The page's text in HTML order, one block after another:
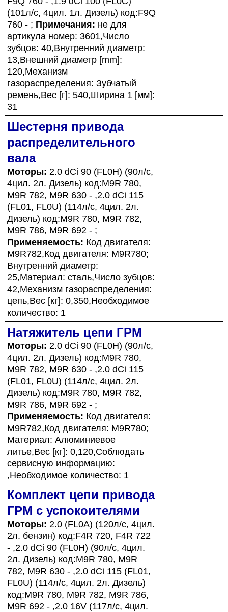
(101л/с, 4цил. 1л. Дизель) код:F9Q
760 - ; Примечания: не для
артикула номер: 3601,Число
зубцов: 40,Внутренний диаметр:
13,Внешний диаметр [mm]:
120,Механизм
газораспределения: Зубчатый
ремень,Вес [г]: 540,Ширина 1 [мм]:
31
Шестерня привода
распределительного
вала
Моторы: 2.0 dCi 90 (FL0H) (90л/с,
4цил. 2л. Дизель) код:M9R 780,
M9R 782, M9R 630 - ,2.0 dCi 115
(FL01, FL0U) (114л/с, 4цил. 2л.
Дизель) код:M9R 780, M9R 782,
M9R 786, M9R 692 - ;
Применяемость: Код двигателя:
M9R782,Код двигателя: M9R780;
Внутренний диаметр:
25,Материал: сталь,Число зубцов:
42,Механизм газораспределения:
цепь,Вес [кг]: 0,350,Необходимое
количество: 1
Натяжитель цепи ГРМ
Моторы: 2.0 dCi 90 (FL0H) (90л/с,
4цил. 2л. Дизель) код:M9R 780,
M9R 782, M9R 630 - ,2.0 dCi 115
(FL01, FL0U) (114л/с, 4цил. 2л.
Дизель) код:M9R 780, M9R 782,
M9R 786, M9R 692 - ;
Применяемость: Код двигателя:
M9R782,Код двигателя: M9R780;
Материал: Алюминиевое
литье,Вес [кг]: 0,120,Соблюдать
сервисную информацию:
,Необходимое количество: 1
Комплект цепи привода
ГРМ с успокоителями
Моторы: 2.0 (FL0A) (120л/с, 4цил.
2л. бензин) код:F4R 720, F4R 722
- ,2.0 dCi 90 (FL0H) (90л/с, 4цил.
2л. Дизель) код:M9R 780, M9R
782, M9R 630 - ,2.0 dCi 115 (FL01,
FL0U) (114л/с, 4цил. 2л. Дизель)
код:M9R 780, M9R 782, M9R 786,
M9R 692 - ,2.0 16V (117л/с, 4цил.